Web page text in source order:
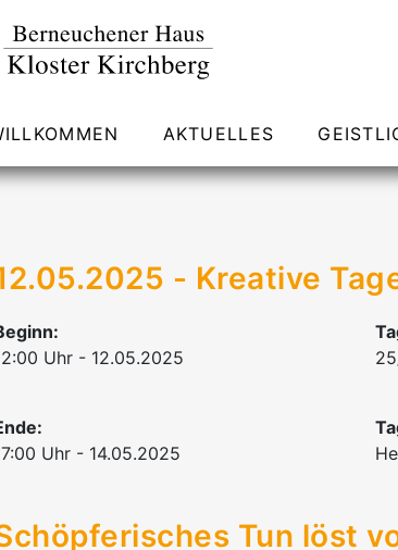
AKTUELLES
- Kreative
Uhr - 12.05.2025
Uhr - 14.05.2025
Tun löst